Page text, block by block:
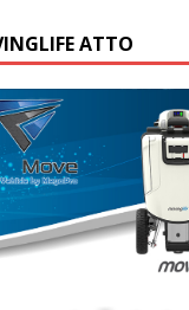
ATTO